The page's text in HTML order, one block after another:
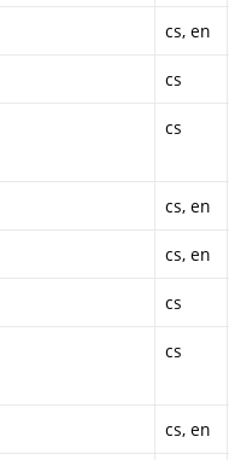
cs, en
cs
cs
cs, en
cs, en
cs
cs
cs, en